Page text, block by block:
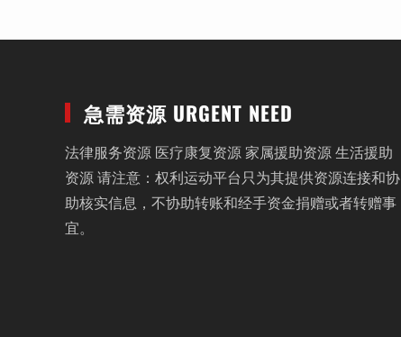
急需资源 URGENT NEED
法律服务资源 医疗康复资源 家属援助资源 生活援助
资源 请注意：权利运动平台只为其提供资源连接和协
助核实信息，不协助转账和经手资金捐赠或者转赠事
宜。